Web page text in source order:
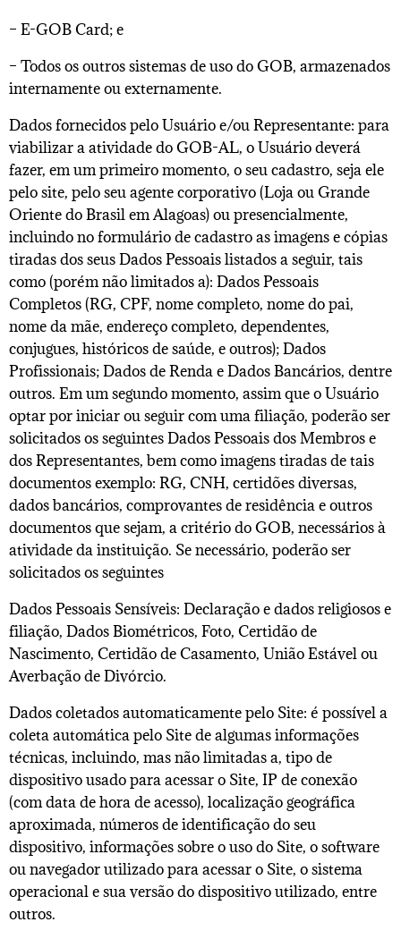
– E-GOB Card; e
– Todos os outros sistemas de uso do GOB, armazenados
internamente ou externamente.
Dados fornecidos pelo Usuário e/ou Representante: para
viabilizar a atividade do GOB-AL, o Usuário deverá
fazer, em um primeiro momento, o seu cadastro, seja ele
pelo site, pelo seu agente corporativo (Loja ou Grande
Oriente do Brasil em Alagoas) ou presencialmente,
incluindo no formulário de cadastro as imagens e cópias
tiradas dos seus Dados Pessoais listados a seguir, tais
como (porém não limitados a): Dados Pessoais
Completos (RG, CPF, nome completo, nome do pai,
nome da mãe, endereço completo, dependentes,
conjugues, históricos de saúde, e outros); Dados
Profissionais; Dados de Renda e Dados Bancários, dentre
outros. Em um segundo momento, assim que o Usuário
optar por iniciar ou seguir com uma filiação, poderão ser
solicitados os seguintes Dados Pessoais dos Membros e
dos Representantes, bem como imagens tiradas de tais
documentos exemplo: RG, CNH, certidões diversas,
dados bancários, comprovantes de residência e outros
documentos que sejam, a critério do GOB, necessários à
atividade da instituição. Se necessário, poderão ser
solicitados os seguintes
Dados Pessoais Sensíveis: Declaração e dados religiosos e
filiação, Dados Biométricos, Foto, Certidão de
Nascimento, Certidão de Casamento, União Estável ou
Averbação de Divórcio.
Dados coletados automaticamente pelo Site: é possível a
coleta automática pelo Site de algumas informações
técnicas, incluindo, mas não limitadas a, tipo de
dispositivo usado para acessar o Site, IP de conexão
(com data de hora de acesso), localização geográfica
aproximada, números de identificação do seu
dispositivo, informações sobre o uso do Site, o software
ou navegador utilizado para acessar o Site, o sistema
operacional e sua versão do dispositivo utilizado, entre
outros.